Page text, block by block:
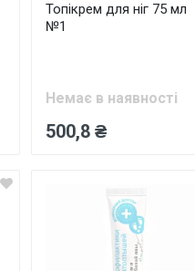
Топікрем для ніг 75 мл
№1
Немає в наявності
500,8 ₴